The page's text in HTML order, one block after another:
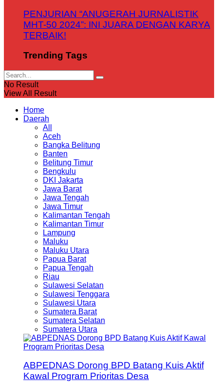
PENJURIAN “ANUGERAH JURNALISTIK
MHT-50 2024”: INI JUARA DENGAN KARYA
TERBAIK!
Trending Tags
No Result
View All Result
Home
Daerah
All
Aceh
Bangka Belitung
Banten
Belitung Timur
Bengkulu
DKI Jakarta
Jawa Barat
Jawa Tengah
Jawa Timur
Kalimantan Tengah
Kalimantan Timur
Lampung
Maluku
Maluku Utara
Papua Barat
Papua Tengah
Riau
Sulawesi Selatan
Sulawesi Tenggara
Sulawesi Utara
Sumatera Barat
Sumatera Selatan
Sumatera Utara
ABPEDNAS Dorong BPD Batang Kuis Aktif
Kawal Program Prioritas Desa